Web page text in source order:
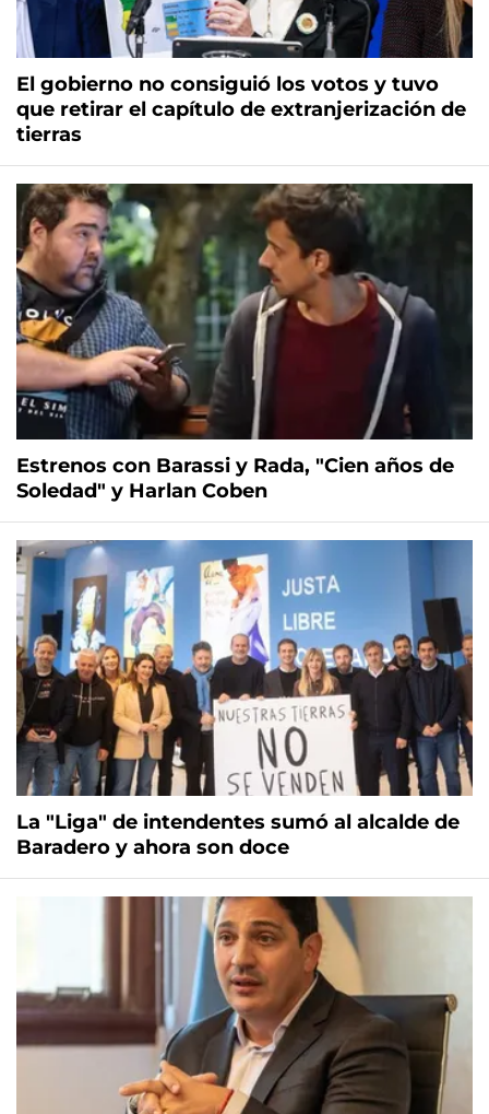
El gobierno no consiguió los votos y tuvo
que retirar el capítulo de extranjerización de
tierras
Estrenos con Barassi y Rada, "Cien años de
Soledad" y Harlan Coben
La "Liga" de intendentes sumó al alcalde de
Baradero y ahora son doce